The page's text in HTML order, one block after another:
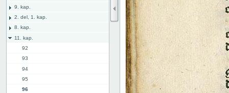
9. kap.
2. del, 1. kap.
8. kap.
11. kap.
92
93
94
95
96